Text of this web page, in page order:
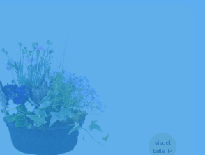
Visuel
taille M